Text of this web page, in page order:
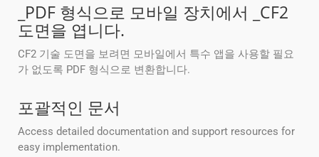
_PDF 형식으로 모바일 장치에서 _CF2
도면을 엽니다.
CF2 기술 도면을 보려면 모바일에서 특수 앱을 사용할 필요
가 없도록 PDF 형식으로 변환합니다.
포괄적인 문서
Access detailed documentation and support resources for
easy implementation.